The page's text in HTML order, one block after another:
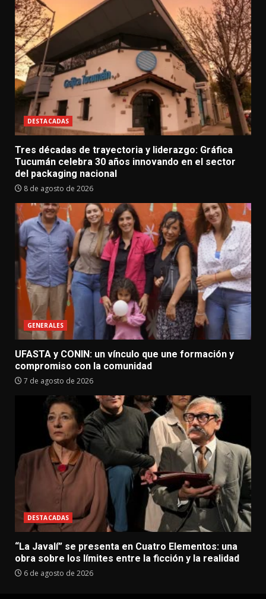
DESTACADAS
Tres décadas de trayectoria y liderazgo: Gráfica
Tucumán celebra 30 años innovando en el sector
del packaging nacional
8 de agosto de 2026
GENERALES
UFASTA y CONIN: un vínculo que une formación y
compromiso con la comunidad
7 de agosto de 2026
DESTACADAS
“La Javalí” se presenta en Cuatro Elementos: una
obra sobre los límites entre la ficción y la realidad
6 de agosto de 2026